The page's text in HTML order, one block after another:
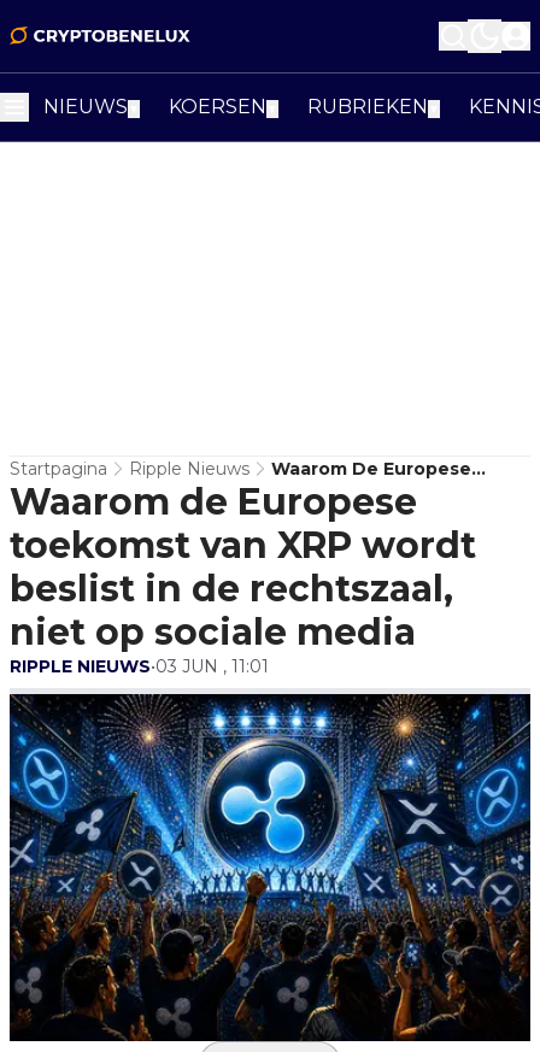
NIEUWS KOERSEN RUBRIEKEN
Startpagina Ripple Nieuws
Waarom De Europese
Toekomst Van XRP Wordt
Beslist In De Rechtszaal,
Niet Op Sociale Media
Waarom de Europese
toekomst van XRP wordt
beslist in de rechtszaal,
niet op sociale media
RIPPLE NIEUWS•03 JUN , 11:01